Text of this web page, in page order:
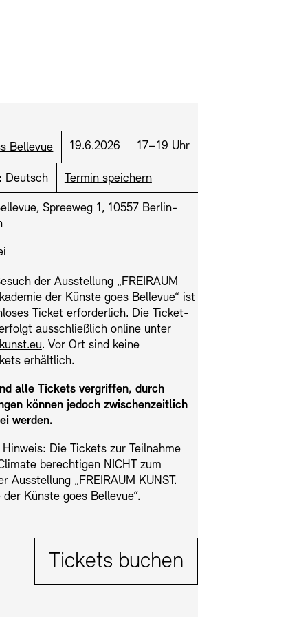
der Akademien
– KUNSTWELTEN
Musik
Freunde
Events
Presse Nachhaltigkeit
OPAC Digitale Sammlungen
Bellevue Datum:
19.6.2026 Uhrzeit:
17–19 Uhr
Deutsch Termin speichern
Spreeweg 1, 10557 Berlin-
der Ausstellung „FREIRAUM
der Künste goes Bellevue“ ist
Ticket erforderlich. Die Ticket-
ausschließlich online unter
. Vor Ort sind keine
erhältlich.
alle Tickets vergriffen, durch
können jedoch zwischenzeitlich
werden.
Die Tickets zur Teilnahme
berechtigen NICHT zum
Ausstellung „FREIRAUM KUNST.
Künste goes Bellevue“.
Tickets buchen